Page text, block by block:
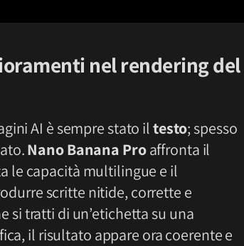
nel rendering del
AI è sempre stato iltesto; spesso
Nano Banana Proaffronta il
le capacità multilingue e il
scritte nitide, corrette e
si tratti di un’etichetta su una
il risultato appare ora coerente e